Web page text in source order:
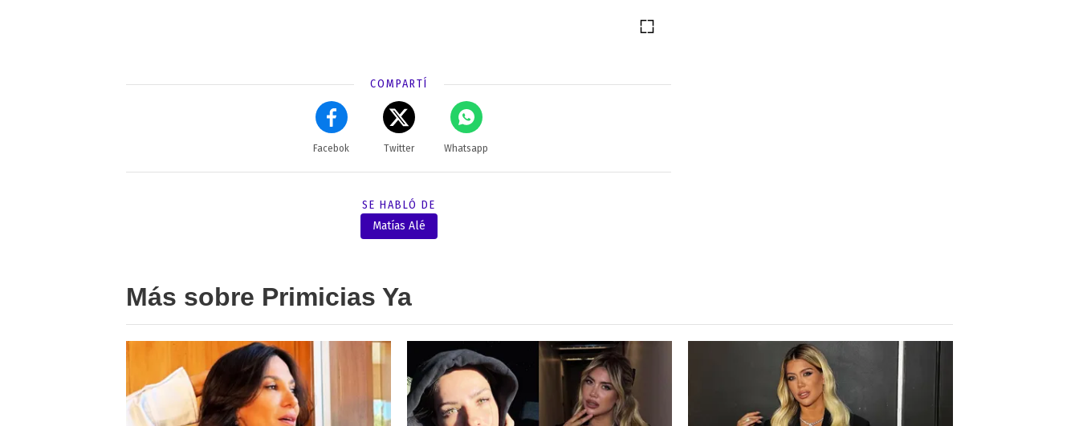
COMPARTÍ
Facebok Twitter Whatsapp
SE HABLÓ DE
Matías Alé
Más sobre Primicias Ya